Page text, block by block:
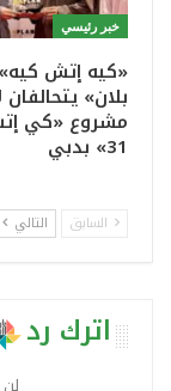
خبر رئيسي
«كيه إتش
بلان»
مشروع «كي
31» بدبي
السابق التالي
اترك رد